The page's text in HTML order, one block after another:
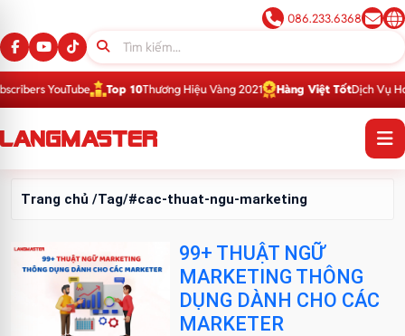
086.233.6368
YouTube Top 10Thương Hiệu Vàng 2021 Hàng Việt TốtDịch Vụ
Trang chủ /Tag/#cac-thuat-ngu-marketing
99+ THUẬT NGỮ
MARKETING THÔNG
DỤNG DÀNH CHO CÁC
MARKETER